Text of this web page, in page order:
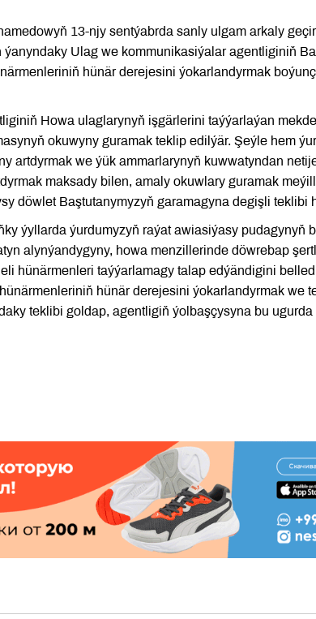
13-njy sentýabrda sanly ulgam arkaly
Ulag we kommunikasiýalar agentliginiň
hünär derejesini ýokarlandyrmak
Howa ulaglarynyň işgärlerini taýýarlaýan
okuwyny guramak teklip edilýär. Şeýle hem
artdyrmak we ýük ammarlarynyň kuwwatyndan
maksady bilen, amaly okuwlary guramak
döwlet Baştutanymyzyň garamagyna degişli teklibi
ýyllarda ýurdumyzyň raýat awiasiýasy pudagynyň
alynýandygyny, howa menzillerinde döwrebap
hünärmenleri taýýarlamagy talap edýändigini
hünär derejesini ýokarlandyrmak we
teklibi goldap, agentligiň ýolbaşçysyna bu